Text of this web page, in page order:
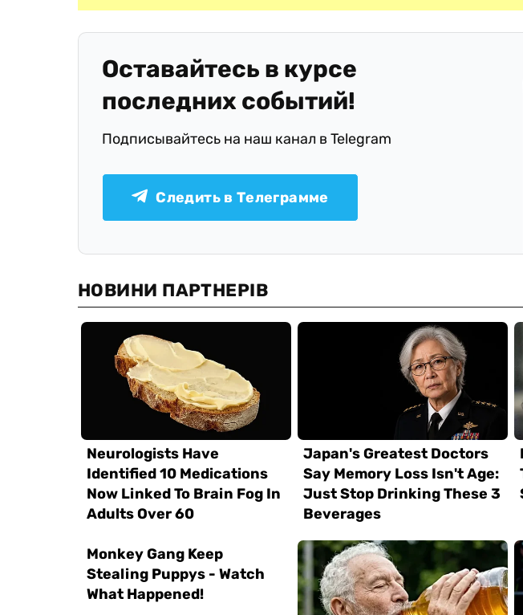
Оставайтесь в курсе
последних событий!
Подписывайтесь на наш канал в Telegram
Следить в Телеграмме